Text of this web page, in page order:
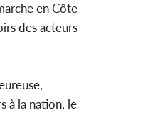
en Côte
des acteurs
à la nation, le